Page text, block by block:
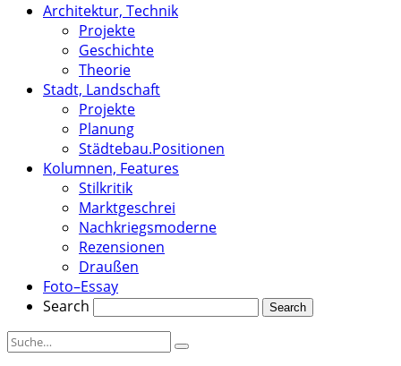
Architektur, Technik
Projekte
Geschichte
Theorie
Stadt, Landschaft
Projekte
Planung
Städtebau.Positionen
Kolumnen, Features
Stilkritik
Marktgeschrei
Nachkriegsmoderne
Rezensionen
Draußen
Foto–Essay
Search